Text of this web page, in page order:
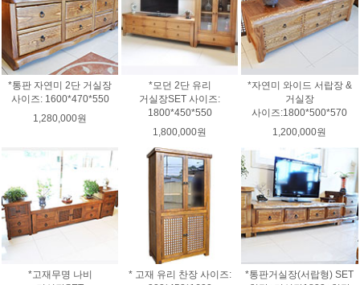
*통판 자연미 2단 거실장
사이즈: 1600*470*550
1,280,000원
*모던 2단 유리
거실장SET 사이즈:
1800*450*550
1,800,000원
*자연미 와이드 서랍장 &
거실장
사이즈:1800*500*570
1,200,000원
*고재무명 나비
* 고재 유리 찬장 사이즈:
*통판거실장(서랍형) SET